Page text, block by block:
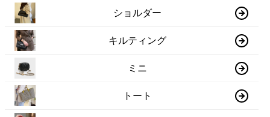
ショルダー
キルティング
ミニ
トート